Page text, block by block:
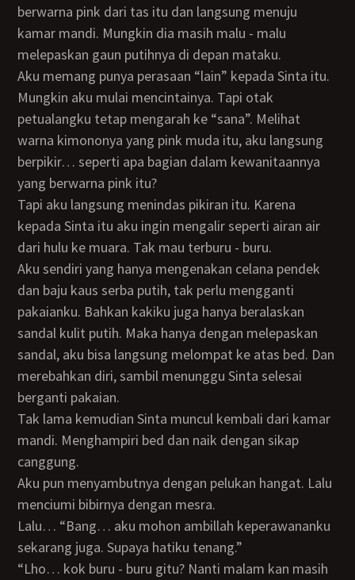
berwarna pink dari tas itu dan langsung menuju
kamar mandi. Mungkin dia masih malu - malu
melepaskan gaun putihnya di depan mataku.
Aku memang punya perasaan “lain” kepada Sinta itu.
Mungkin aku mulai mencintainya. Tapi otak
petualangku tetap mengarah ke “sana”. Melihat
warna kimononya yang pink muda itu, aku langsung
berpikir… seperti apa bagian dalam kewanitaannya
yang berwarna pink itu?
Tapi aku langsung menindas pikiran itu. Karena
kepada Sinta itu aku ingin mengalir seperti airan air
dari hulu ke muara. Tak mau terburu - buru.
Aku sendiri yang hanya mengenakan celana pendek
dan baju kaus serba putih, tak perlu mengganti
pakaianku. Bahkan kakiku juga hanya beralaskan
sandal kulit putih. Maka hanya dengan melepaskan
sandal, aku bisa langsung melompat ke atas bed. Dan
merebahkan diri, sambil menunggu Sinta selesai
berganti pakaian.
Tak lama kemudian Sinta muncul kembali dari kamar
mandi. Menghampiri bed dan naik dengan sikap
canggung.
Aku pun menyambutnya dengan pelukan hangat. Lalu
menciumi bibirnya dengan mesra.
Lalu… “Bang… aku mohon ambillah keperawananku
sekarang juga. Supaya hatiku tenang.”
“Lho… kok buru - buru gitu? Nanti malam kan masih